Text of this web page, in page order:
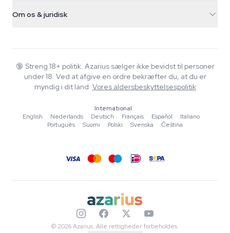
+31(0)204897914
Smokeshop
Returpolitik
FAQ
Privatlivspolitik
Om os & juridisk
Wiki
Blog
Skribenter
Værktøjer & Beregnere
🔞 Streng 18+ politik. Azarius sælger ikke bevidst til personer
under 18. Ved at afgive en ordre bekræfter du, at du er
myndig i dit land. Vores aldersbeskyttelsespolitik
International
English
·Nederlands ·Deutsch ·Français ·Español ·Italiano
·
Português
·Suomi ·Polski ·Svenska ·Čeština
© 2026 Azarius. Alle rettigheder forbeholdes.